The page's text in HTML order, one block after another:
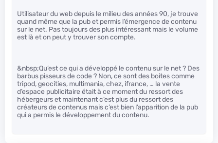
Utilisateur du web depuis le milieu des années 90, je trouve
quand même que la pub et permis l’émergence de contenu
sur le net. Pas toujours des plus intéressant mais le volume
est là et on peut y trouver son compte.
&nbsp;Qu’est ce qui a développé le contenu sur le net ? Des
barbus pisseurs de code ? Non, ce sont des boites comme
tripod, geocities, multimania, chez, ifrance, … la vente
d’espace publicitaire était à ce moment du ressort des
hébergeurs et maintenant c’est plus du ressort des
créateurs de contenus mais c’est bien l’apparition de la pub
qui a permis le développement du contenu.